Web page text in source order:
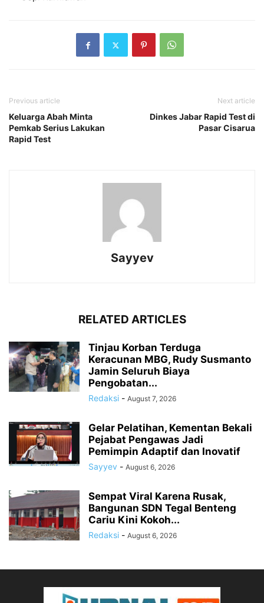
Previous article
Keluarga Abah Minta
Pemkab Serius Lakukan
Rapid Test
Next article
Dinkes Jabar Rapid Test di
Pasar Cisarua
Sayyev
RELATED ARTICLES
Tinjau Korban Terduga
Keracunan MBG, Rudy Susmanto
Jamin Seluruh Biaya
Pengobatan...
Redaksi - August 7, 2026
Gelar Pelatihan, Kementan Bekali
Pejabat Pengawas Jadi
Pemimpin Adaptif dan Inovatif
Sayyev - August 6, 2026
Sempat Viral Karena Rusak,
Bangunan SDN Tegal Benteng
Cariu Kini Kokoh...
Redaksi - August 6, 2026